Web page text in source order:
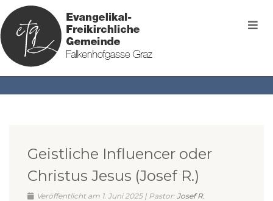
Geistliche Influencer oder
Christus Jesus (Josef R.)
Veröffentlicht am 1. Juni 2025 | Pastor: Josef R.